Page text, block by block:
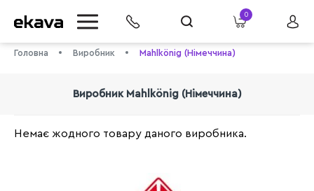
0
Головна Виробник Mahlkönig (Німеччина)
Виробник Mahlkönig (Німеччина)
Немає жодного товару даного виробника.